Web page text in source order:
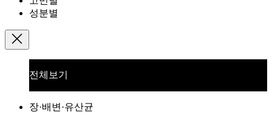
성분별
전체보기
장·배변·유산균